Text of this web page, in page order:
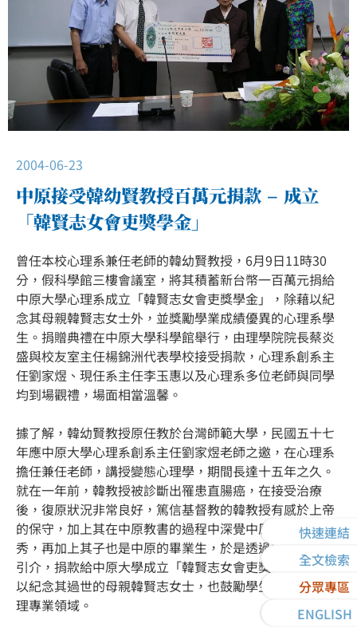
快速連結
全文檢索
分眾專區
ENGLISH
2004-06-23
中原接受韓幼賢教授百萬元捐款 – 成立
「韓賢志女會吏獎學金」
曾任本校心理系兼任老師的韓幼賢教授，6月9日11時30
分，假科學館三樓會議室，將其積蓄新台幣一百萬元捐給
中原大學心理系成立「韓賢志女會吏獎學金」，除藉以紀
念其母親韓賢志女士外，並獎勵學業成績優異的心理系學
生。捐贈典禮在中原大學科學館舉行，由理學院院長蔡炎
盛與校友室主任楊錦洲代表學校接受捐款，心理系創系主
任劉家煜、現任系主任李玉惠以及心理系多位老師與同學
均到場觀禮，場面相當溫馨。
據了解，韓幼賢教授原任教於台灣師範大學，民國五十七
年應中原大學心理系創系主任劉家煜老師之邀，在心理系
擔任兼任老師，講授變態心理學，期間長達十五年之久。
就在一年前，韓教授被診斷出罹患直腸癌，在接受治療
後，復原狀況非常良好，篤信基督教的韓教授有感於上帝
的保守，加上其在中原教書的過程中深覺中原學生相當優
秀，再加上其子也是中原的畢業生，於是透過劉家煜教授
引介，捐款給中原大學成立「韓賢志女會吏獎學金」，藉
以紀念其過世的母親韓賢志女士，也鼓勵學生繼續鑽研心
理專業領域。